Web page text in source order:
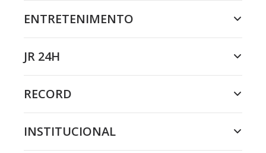
ENTRETENIMENTO
JR 24H
RECORD
INSTITUCIONAL